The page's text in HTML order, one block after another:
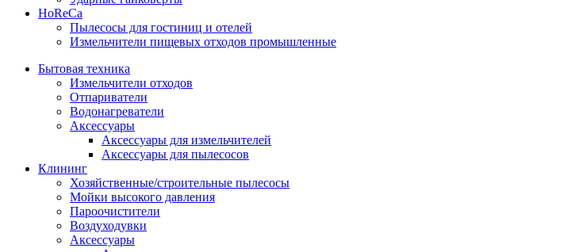
HoReCa
Пылесосы для гостиниц и отелей
Измельчители пищевых отходов промышленные
Бытовая техника
Измельчители отходов
Отпариватели
Водонагреватели
Аксессуары
Аксессуары для измельчителей
Аксессуары для пылесосов
Клининг
Хозяйственные/строительные пылесосы
Мойки высокого давления
Пароочистители
Воздуходувки
Аксессуары